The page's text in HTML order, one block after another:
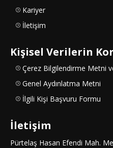
Kariyer
İletişim
Kişisel Verilerin
Çerez Bilgilendirme Metni
Genel Aydınlatma Metni
İlgili Kişi Başvuru Formu
İletişim
Pürtelaş Hasan Efendi Mah.